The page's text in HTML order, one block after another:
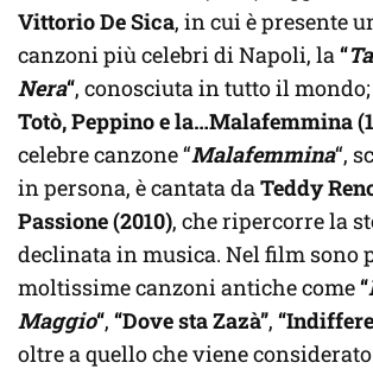
Vittorio De Sica, in cui è presente
canzoni più celebri di Napoli, la“
Nera“, conosciuta in tutto il mondo;
Totò, Peppino e la…Malafemmina
celebre canzone “Malafemmina“,
in persona, è cantata daTeddy
Passione (2010), che ripercorre la
declinata in musica. Nel film sono
moltissime canzoni antiche come“
Maggio“, “Dove sta Zazà”,
oltre a quello che viene